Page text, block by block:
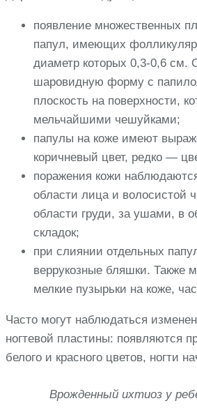
появление множественных
папул, имеющих
диаметр которых 0,3-0,6 см.
шаровидную форму с
плоскость на поверхности,
мельчайшими чешуйками;
папулы на коже имеют
коричневый цвет, редко —
поражения кожи
области лица и волосистой
области груди, за ушами, в
складок;
при слиянии отдельных
веррукозные бляшки. Также
мелкие пузырьки на коже,
Часто могут наблюдаться
ногтевой пластины: появляются
белого и красного цветов, ногти
Врожденный ихтиоз у